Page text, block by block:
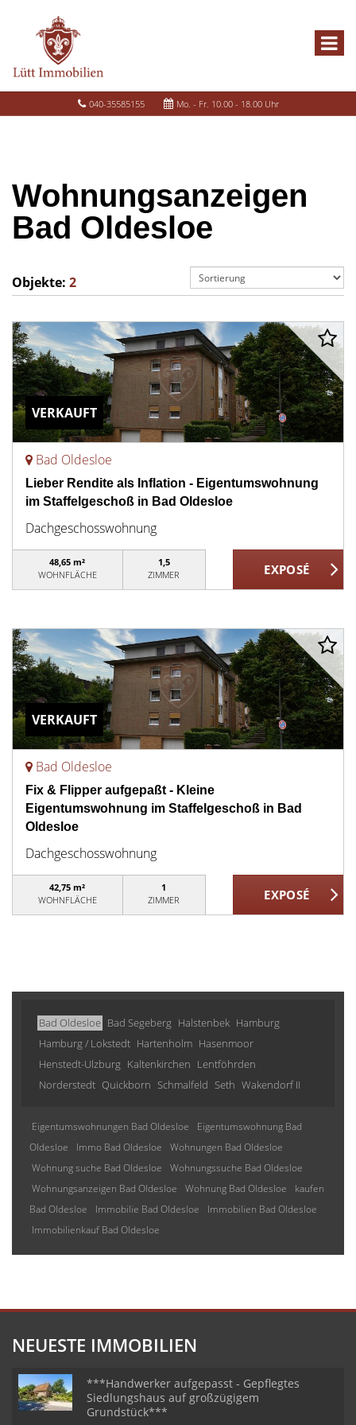
040-35585155 Mo. - Fr. 10.00 - 18.00 Uhr
Wohnungsanzeigen
Bad Oldesloe
Objekte: 2
VERKAUFT
Bad Oldesloe
Lieber Rendite als Inflation - Eigentumswohnung
im Staffelgeschoß in Bad Oldesloe
Dachgeschosswohnung
48,65 m²
WOHNFLÄCHE
1,5
ZIMMER
VERKAUFT
Bad Oldesloe
Fix & Flipper aufgepaßt - Kleine
Eigentumswohnung im Staffelgeschoß in Bad
Oldesloe
Dachgeschosswohnung
42,75 m²
WOHNFLÄCHE
1
ZIMMER
Bad Oldesloe Bad Segeberg Halstenbek Hamburg
Hamburg / Lokstedt Hartenholm Hasenmoor
Henstedt-Ulzburg Kaltenkirchen Lentföhrden
Norderstedt Quickborn Schmalfeld Seth Wakendorf II
Eigentumswohnungen Bad Oldesloe
Eigentumswohnung Bad
Oldesloe
Immo Bad Oldesloe
Wohnungen Bad Oldesloe
Wohnung suche Bad Oldesloe
Wohnungssuche Bad Oldesloe
Wohnungsanzeigen Bad Oldesloe
Wohnung Bad Oldesloe
kaufen
Bad Oldesloe
Immobilie Bad Oldesloe
Immobilien Bad Oldesloe
Immobilienkauf Bad Oldesloe
NEUESTE IMMOBILIEN
***Handwerker aufgepasst - Gepflegtes
Siedlungshaus auf großzügigem
Grundstück***